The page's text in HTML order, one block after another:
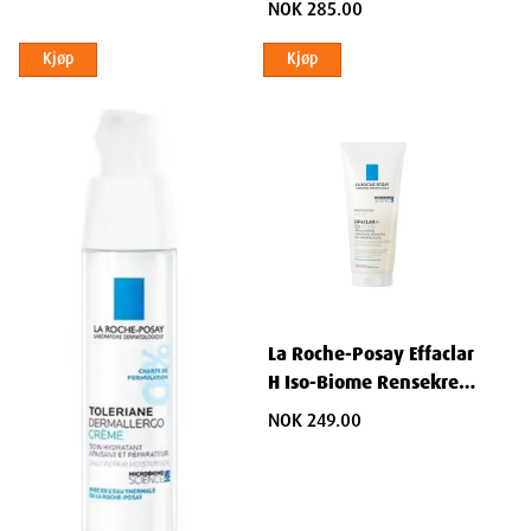
Kjøp
NOK 285.00
Kjøp
La Roche-Posay Effaclar
H Iso-Biome Rensekrem
200 ml
NOK 249.00